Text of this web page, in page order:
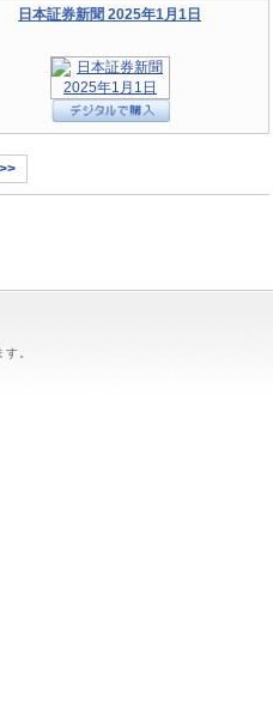
日本証券新聞 2025年1月1日
。